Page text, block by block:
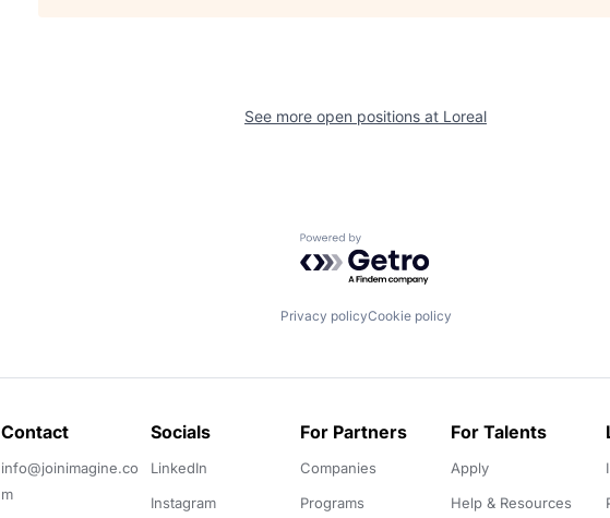
See more open positions at Loreal
Powered by Getro.com
Privacy policyCookie policy
Contact
info@joinimagine.co
m
Socials
LinkedIn
Instagram
For Partners
Companies
Programs
For Talents
Apply
Help & Resources